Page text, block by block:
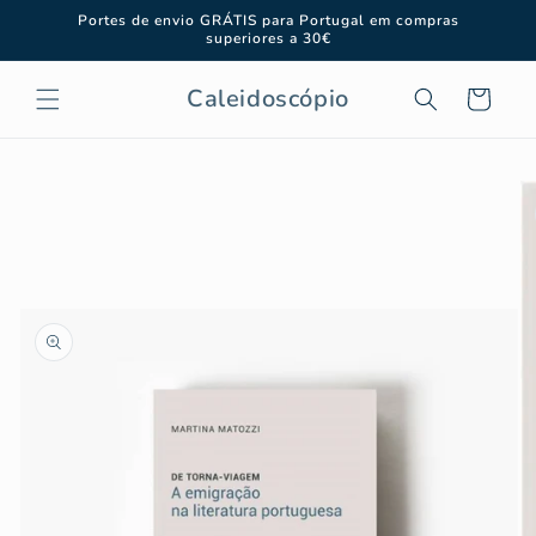
para oPortes de envio GRÁTIS para Portugal em compras
superiores a 30€
Caleidoscópio Carrinho